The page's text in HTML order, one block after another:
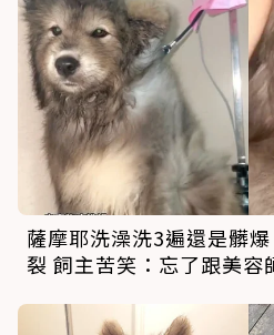
薩摩耶洗澡洗3遍還是髒
裂 飼主苦笑：忘了跟美容